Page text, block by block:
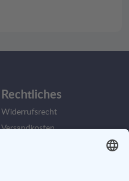
Rechtliches
Widerrufsrecht
Versandkosten